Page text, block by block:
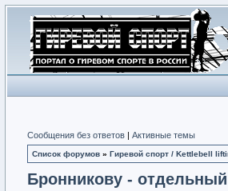
Сообщения без ответов | Активные темы
Список форумов » Гиревой спорт / Kettlebell
Бронникову - отдельный